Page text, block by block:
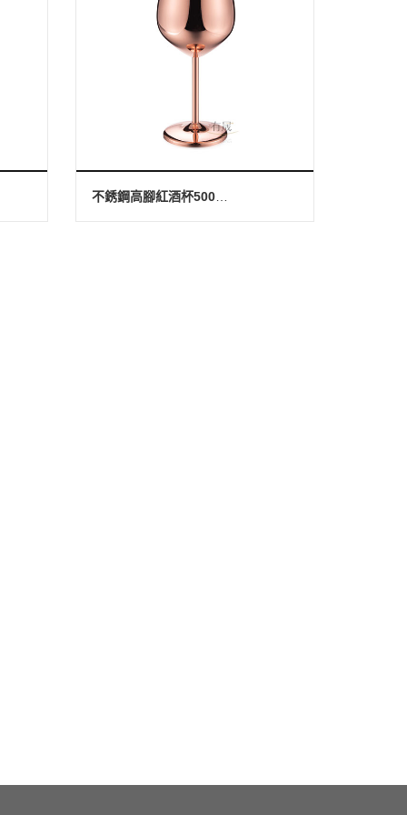
不銹鋼高腳紅酒杯500cc